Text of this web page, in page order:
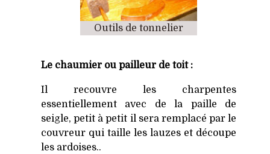
Outils de tonnelier
Le chaumier ou pailleur de toit :
Il recouvre les charpentes
essentiellement avec de la paille de
seigle, petit à petit il sera remplacé par le
couvreur qui taille les lauzes et découpe
les ardoises..